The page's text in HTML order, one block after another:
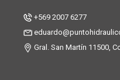
+569 2007 6277
Gral. San Martín 11500,